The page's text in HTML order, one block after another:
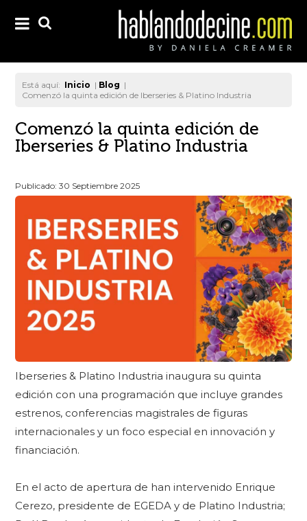
Está aquí: Inicio | Blog |
Comenzó la quinta edición de Iberseries & Platino Industria
Comenzó la quinta edición de
Iberseries & Platino Industria
Publicado: 30 Septiembre 2025
Iberseries & Platino Industria inaugura su quinta
edición con una programación que incluye grandes
estrenos, conferencias magistrales de figuras
internacionales y un foco especial en innovación y
financiación.
En el acto de apertura de han intervenido Enrique
Cerezo, presidente de EGEDA y de Platino Industria;